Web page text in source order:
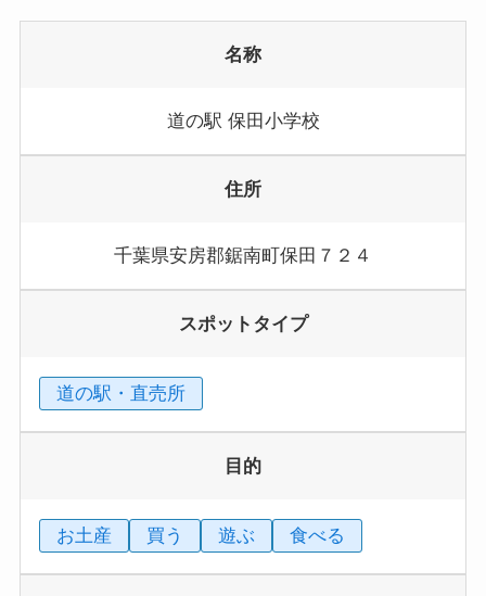
名称
道の駅 保田小学校
住所
千葉県安房郡鋸南町保田７２４
スポットタイプ
道の駅・直売所
目的
お土産 買う 遊ぶ 食べる